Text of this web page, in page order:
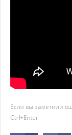
Если вы заметили
Ctrl+Enter